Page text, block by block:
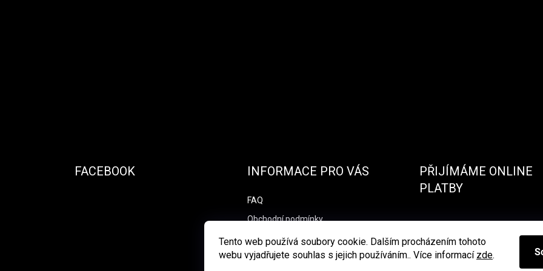
Tento web používá soubory cookie. Dalším procházením tohoto
webu vyjadřujete souhlas s jejich používáním.. Více informací zde.
FACEBOOK INFORMACE PRO VÁS
FAQ
Obchodní podmínky
Podmínky ochrany osobních údajů
PŘIJÍMÁME ONLINE
PLATBY